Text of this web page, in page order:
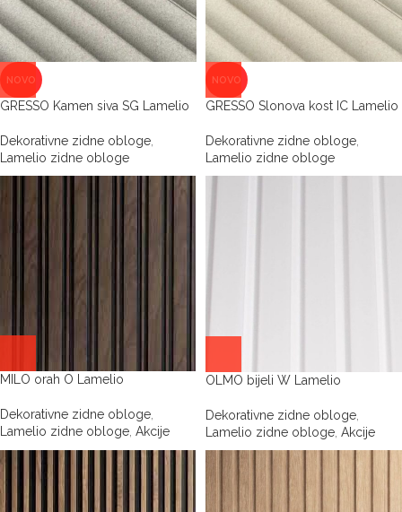
NOVO
GRESSO Kamen siva SG Lamelio
Dekorativne zidne obloge
Lamelio zidne obloge
NOVO
GRESSO Slonova kost IC Lamelio
Dekorativne zidne obloge
Lamelio zidne obloge
MILO orah O Lamelio
Dekorativne zidne obloge
Lamelio zidne obloge Akcije
OLMO bijeli W Lamelio
Dekorativne zidne obloge
Lamelio zidne obloge Akcije